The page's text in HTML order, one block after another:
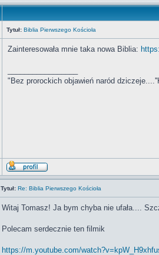
Tytuł: Biblia Pierwszego Kościoła
Zainteresowała mnie taka nowa Biblia:
"Bez prorockich objawień naród
Tytuł: Re: Biblia Pierwszego Kościoła
Witaj Tomasz! Ja bym chyba nie ufała....
Polecam serdecznie ten filmik
https://m.youtube.com/